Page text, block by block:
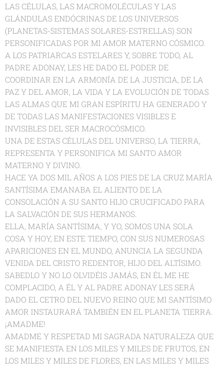
LAS CÉLULAS, LAS MACROMOLÉCULAS Y LAS
GLÁNDULAS ENDÓCRINAS DE LOS UNIVERSOS
(PLANETAS-SISTEMAS SOLARES-ESTRELLAS) SON
PERSONIFICADAS POR MI AMOR MATERNO CÓSMICO.
A LOS PATRIARCAS ESTELARES Y, SOBRE TODO, AL
PADRE ADONAY, LES HE DADO EL PODER DE
COORDINAR EN LA ARMONÍA DE LA JUSTICIA, DE LA
PAZ Y DEL AMOR, LA VIDA Y LA EVOLUCIÓN DE TODAS
LAS ALMAS QUE MI GRAN ESPÍRITU HA GENERADO Y
DE TODAS LAS MANIFESTACIONES VISIBLES E
INVISIBLES DEL SER MACROCÓSMICO.
UNA DE ESTAS CÉLULAS DEL UNIVERSO, LA TIERRA,
REPRESENTA Y PERSONIFICA MI SANTO AMOR
MATERNO Y DIVINO.
HACE YA DOS MIL AÑOS A LOS PIES DE LA CRUZ MARÍA
SANTÍSIMA EMANABA EL ALIENTO DE LA
CONSOLACIÓN A SU SANTO HIJO CRUCIFICADO PARA
LA SALVACIÓN DE SUS HERMANOS.
ELLA, MARÍA SANTÍSIMA, Y YO, SOMOS UNA SOLA
COSA Y HOY, EN ESTE TIEMPO, CON SUS NUMEROSAS
APARICIONES EN EL MUNDO, ANUNCIA LA SEGUNDA
VENIDA DEL CRISTO REDENTOR, HIJO DEL ALTÍSIMO.
SABEDLO Y NO LO OLVIDÉIS JAMÁS, EN ÉL ME HE
COMPLACIDO, A ÉL Y AL PADRE ADONAY LES SERÁ
DADO EL CETRO DEL NUEVO REINO QUE MI SANTÍSIMO
AMOR INSTAURARÁ TAMBIÉN EN EL PLANETA TIERRA.
¡AMADME!
AMADME Y RESPETAD MI SAGRADA NATURALEZA QUE
SE MANIFIESTA EN LOS MILES Y MILES DE FRUTOS, EN
LOS MILES Y MILES DE FLORES, EN LAS MILES Y MILES